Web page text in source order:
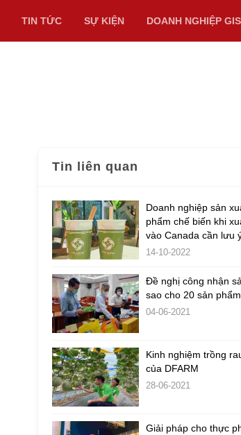
TIN TỨC SỰ KIỆN DOANH NGHIỆP GIS
Tin liên quan
Doanh nghiệp sản
phẩm chế biến khi
vào Canada cần lưu
14-10-2022
Đề nghị công nhận
sao cho 20 sản
04-06-2021
Kinh nghiệm trồng
của DFARM
28-06-2021
Giải pháp cho thực